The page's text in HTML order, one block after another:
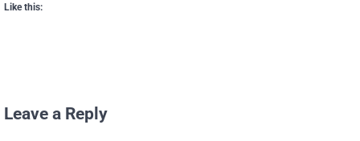
Like this:
Leave a Reply